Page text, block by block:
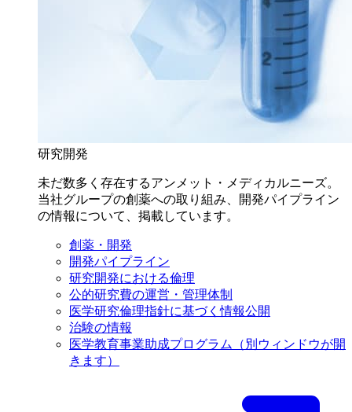
研究開発
未だ数多く存在するアンメット・メディカルニーズ。
当社グループの創薬への取り組み、開発パイプライン
の情報について、掲載しています。
創薬・開発
開発パイプライン
研究開発における倫理
公的研究費の運営・管理体制
医学研究倫理指針に基づく情報公開
治験の情報
医学教育事業助成プログラム
（別ウィンドウが開
きます）